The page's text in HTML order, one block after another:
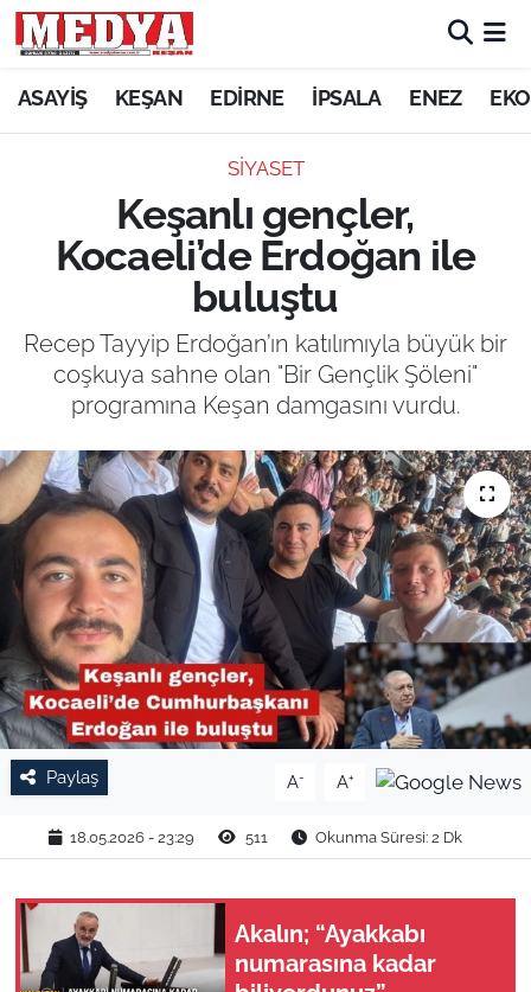
ASAYİŞ KEŞAN EDİRNE İPSALA ENEZ
SİYASET
Keşanlı gençler,
Kocaeli’de Erdoğan ile
buluştu
Recep Tayyip Erdoğan’ın katılımıyla büyük bir
coşkuya sahne olan "Bir Gençlik Şöleni"
programına Keşan damgasını vurdu.
Paylaş A- A+
18.05.2026 - 23:29 511 Okunma Süresi: 2 Dk
Akalın; “Ayakkabı
numarasına kadar
KEŞAN
ASAYİŞ
SİYASET
GÜNDEM
EKONOMİ
SAĞLIK
EĞİTİM
TARIM VE HAYVANCILIK
KÜLTÜR SANAT
RESMİ İLAN
SPOR
TEKİRDAĞ